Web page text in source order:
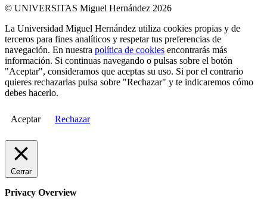
© UNIVERSITAS Miguel Hernández 2026
La Universidad Miguel Hernández utiliza cookies propias y de
terceros para fines analíticos y respetar tus preferencias de
navegación. En nuestra política de cookies encontrarás más
información. Si continuas navegando o pulsas sobre el botón
"Aceptar", consideramos que aceptas su uso. Si por el contrario
quieres rechazarlas pulsa sobre "Rechazar" y te indicaremos cómo
debes hacerlo.
Aceptar Rechazar
Cerrar
Privacy Overview